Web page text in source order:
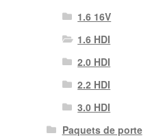
1.6 16V
1.6 HDI
2.0 HDI
2.2 HDI
3.0 HDI
Paquets de porte